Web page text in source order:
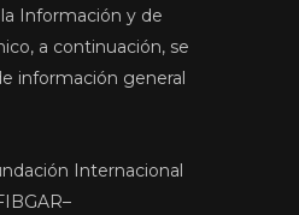
Información y de
a continuación, se
información general
Internacional